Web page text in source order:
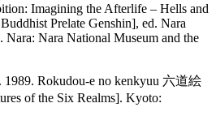
Imagining the Afterlife – Hells and
Prelate Genshin], ed. Nara
Nara National Museum and the
Rokudou-e no kenkyuu 六道絵
of the Six Realms]. Kyoto: